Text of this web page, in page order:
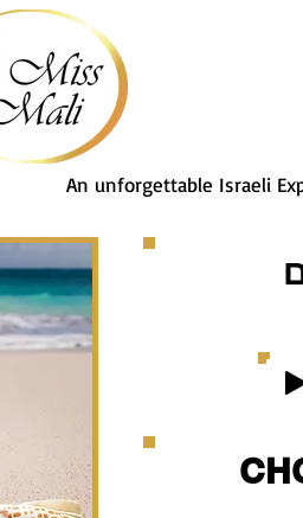
An unforgettable Israeli